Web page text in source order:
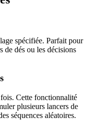
spécifiée. Parfait pour
de dés ou les décisions
Cette fonctionnalité
plusieurs lancers de
séquences aléatoires.